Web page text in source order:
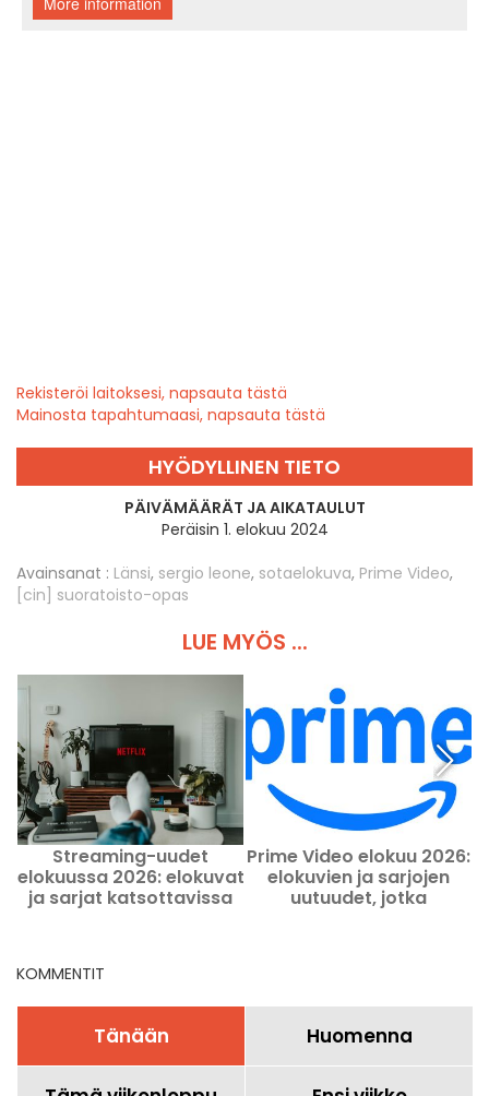
Rekisteröi laitoksesi, napsauta tästä
Mainosta tapahtumaasi, napsauta tästä
HYÖDYLLINEN TIETO
PÄIVÄMÄÄRÄT JA AIKATAULUT
Peräisin 1. elokuu 2024
Avainsanat : Länsi, sergio leone, sotaelokuva, Prime Video,
[cin] suoratoisto-opas
LUE MYÖS ...
Streaming-uudet
elokuussa 2026: elokuvat
ja sarjat katsottavissa
Prime Video elokuu 2026:
elokuvien ja sarjojen
uutuudet, jotka
KOMMENTIT
Tänään Huomenna